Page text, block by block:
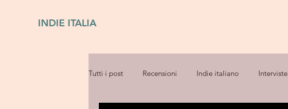
INDIE ITALIA
Tutti i post Recensioni Indie italiano Interviste